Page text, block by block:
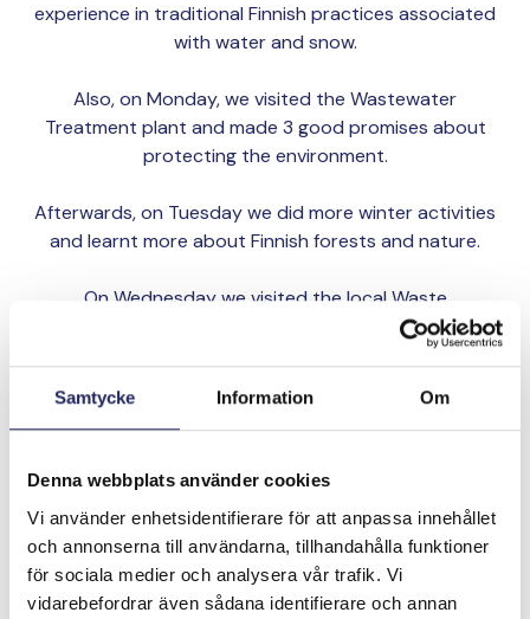
Samtycke Information Om
Denna webbplats använder cookies
Vi använder enhetsidentifierare för att anpassa innehållet
och annonserna till användarna, tillhandahålla funktioner
för sociala medier och analysera vår trafik. Vi
vidarebefordrar även sådana identifierare och annan
experience in traditional Finnish practices associated
with water and snow.
Also, on Monday, we visited the Wastewater
Treatment plant and made 3 good promises about
protecting the environment.
Afterwards, on Tuesday we did more winter activities
and learnt more about Finnish forests and nature.
On Wednesday we visited the local Waste
Management Center and made longlife promises on
Lastly, we are all trying to make a change by raising
awareness about the matter. That is why we are
raising a fund to support the Baltic sea.
Lahjoita ja liity tähän tiimiin